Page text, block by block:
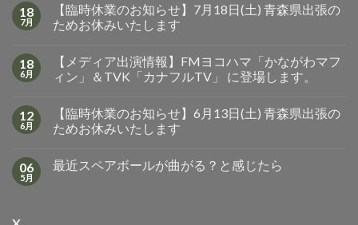
18
7月
【臨時休業のお知らせ】7月18日(土) 青森県出張の
ためお休みいたします
18
6月
【メディア出演情報】FMヨコハマ「かながわマフ
ィン」＆TVK「カナフルTV」 に登場します。
12
6月
【臨時休業のお知らせ】6月13日(土) 青森県出張の
ためお休みいたします
06
5月
最近スペアボールが曲がる？と感じたら